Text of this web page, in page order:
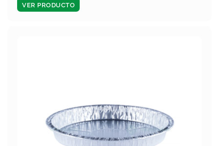
VER PRODUCTO